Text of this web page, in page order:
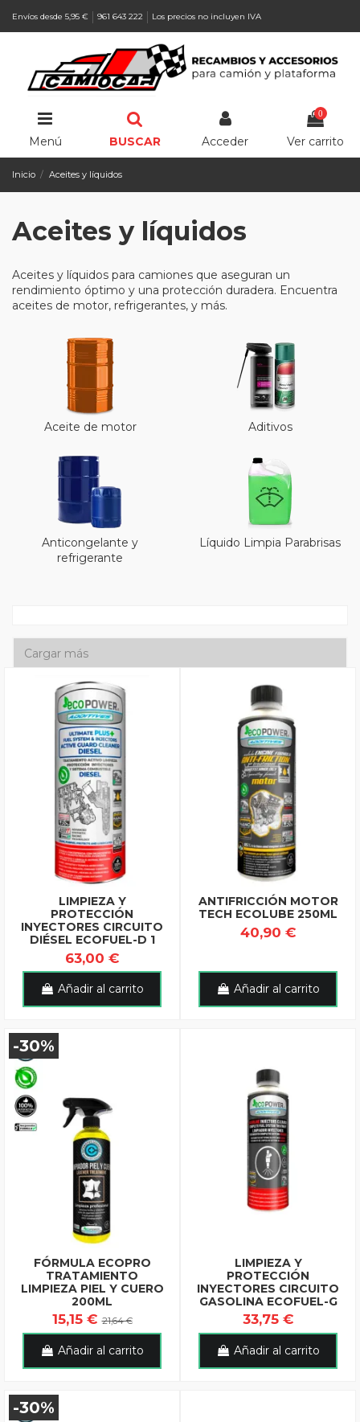
Envíos desde 5,95 € 961 643 222 Los precios no incluyen IVA
Menú BUSCAR Acceder
0
Ver carrito
Inicio Aceites y líquidos
Aceites y líquidos
Aceites y líquidos para camiones que aseguran un
rendimiento óptimo y una protección duradera. Encuentra
aceites de motor, refrigerantes, y más.
Aceite de motor Aditivos
Anticongelante y
refrigerante
Líquido Limpia Parabrisas
Cargar más
LIMPIEZA Y
PROTECCIÓN
INYECTORES CIRCUITO
DIÉSEL ECOFUEL-D 1
63,00 €
Añadir al carrito
ANTIFRICCIÓN MOTOR
TECH ECOLUBE 250ML
40,90 €
Añadir al carrito
-30%
FÓRMULA ECOPRO
TRATAMIENTO
LIMPIEZA PIEL Y CUERO
200ML
15,15 €21,64 €
Añadir al carrito
LIMPIEZA Y
PROTECCIÓN
INYECTORES CIRCUITO
GASOLINA ECOFUEL-G
33,75 €
Añadir al carrito
-30%